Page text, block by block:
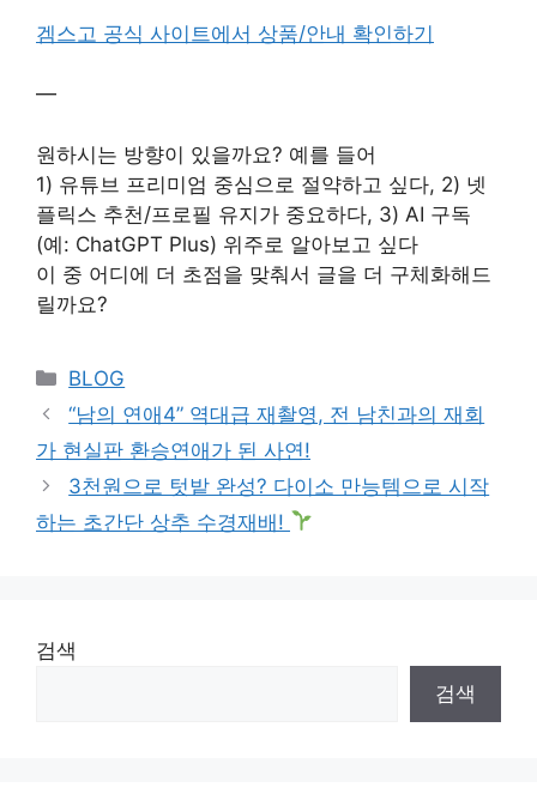
겜스고 공식 사이트에서 상품/안내 확인하기
—
원하시는 방향이 있을까요? 예를 들어
1) 유튜브 프리미엄 중심으로 절약하고 싶다, 2) 넷
플릭스 추천/프로필 유지가 중요하다, 3) AI 구독
(예: ChatGPT Plus) 위주로 알아보고 싶다
이 중 어디에 더 초점을 맞춰서 글을 더 구체화해드
릴까요?
Categories
BLOG
“남의 연애4” 역대급 재촬영, 전 남친과의 재회
가 현실판 환승연애가 된 사연!
3천원으로 텃밭 완성? 다이소 만능템으로 시작
하는 초간단 상추 수경재배!
검색
검색